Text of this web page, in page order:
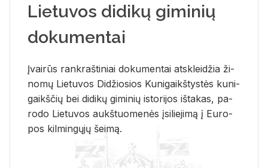
Lietuvos didikų giminių
dokumentai
Įvai­rūs rank­raš­ti­niai do­ku­men­tai at­sklei­džia ži­
no­mų Lie­tu­vos Di­džio­sios Ku­ni­gaikš­tys­tės ku­ni­
gaikš­čių bei di­di­kų gi­mi­nių is­to­ri­jos iš­ta­kas, pa­
ro­do Lie­tu­vos aukš­tuo­me­nės įsi­lie­ji­mą į Eu­ro­
pos kil­min­gų­jų šei­mą.